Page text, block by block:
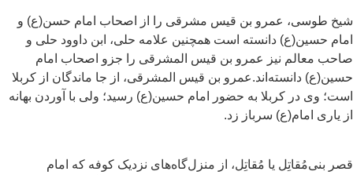
طوسی، عمرو بن قیس مشرقی را از اصحاب امام حسن(ع) و
حسین(ع) دانسته است همچنین علامه حلی، ابن داوود حلی و
معالم نیز عمرو بن قیس المشرقی را جزو اصحاب امام
دانسته‌اند.عمرو بن قیس المشرقی، از جا ماندگان از کربلا
وی در کربلا به حضور امام حسین(ع) رسید؛ ولی با آوردن بهانه
یاری امام(ع) سرباز زد.
بنی‌مُقاتِل یا مُقاتِل، از منزل‌گاه‌های نزدیک کوفه که امام